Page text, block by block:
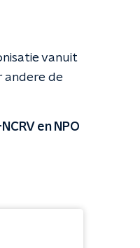
vanuit
andere de
en NPO